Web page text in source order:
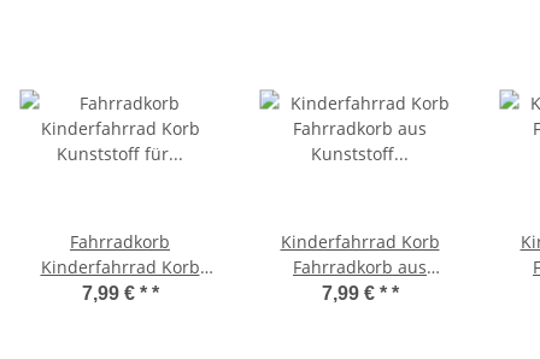
Fahrradkorb
Kinderfahrrad Korb
Kunststoff für
7,99 € * *
Kinderfahrrad Korb
Fahrradkorb aus
Kunststoff vorne/hinten
7,99 € * *